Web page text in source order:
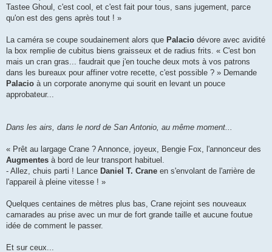
Tastee Ghoul, c'est cool, et c'est fait pour tous, sans jugement, parce
qu'on est des gens après tout ! »
La caméra se coupe soudainement alors que Palacio dévore avec avidité
la box remplie de cubitus biens graisseux et de radius frits. « C'est bon
mais un cran gras... faudrait que j'en touche deux mots à vos patrons
dans les bureaux pour affiner votre recette, c'est possible ? » Demande
Palacio à un corporate anonyme qui sourit en levant un pouce
approbateur...
Dans les airs, dans le nord de San Antonio, au même moment...
« Prêt au largage Crane ? Annonce, joyeux, Bengie Fox, l'annonceur des
Augmentes à bord de leur transport habituel.
- Allez, chuis parti ! Lance Daniel T. Crane en s'envolant de l'arrière de
l'appareil à pleine vitesse ! »
Quelques centaines de mètres plus bas, Crane rejoint ses nouveaux
camarades au prise avec un mur de fort grande taille et aucune foutue
idée de comment le passer.
Et sur ceux...